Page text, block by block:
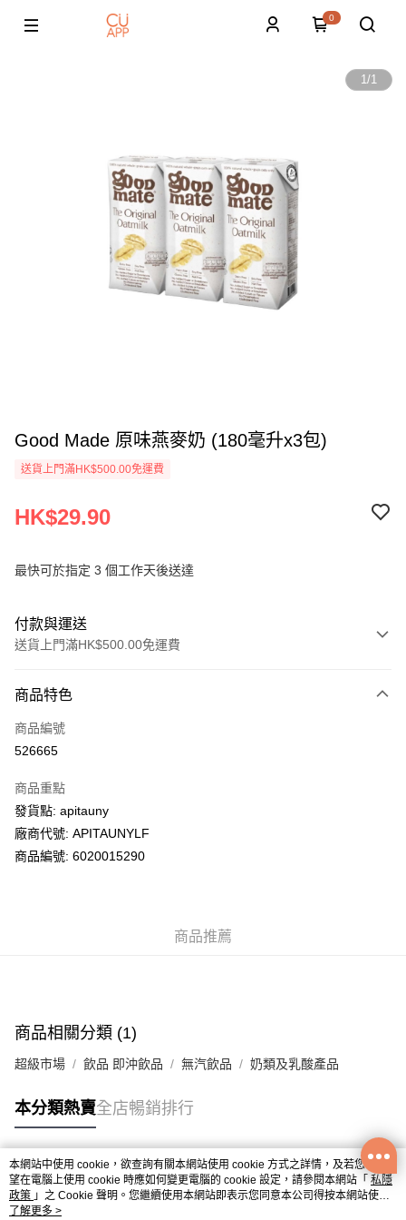
0
1/1
Good Made 原味燕麥奶 (180毫升x3包)
送貨上門滿HK$500.00免運費
HK$29.90
最快可於指定 3 個工作天後送達
付款與運送
送貨上門滿HK$500.00免運費
信用卡
AlipayHK
WeChat Pay
送貨方式
每筆HK$50.00，滿HK$200.00或以上免運費
UNY 門市自取
商品特色
商品編號
526665
商品重點
發貨點: apitauny
廠商代號: APITAUNYLF
商品編號: 6020015290
商品推薦
商品相關分類 (1)
超級市場 飲品 即沖飲品 無汽飲品 奶類及乳酸產品
本分類熱賣全店暢銷排行
熱門標籤
熱銷排行
本網站中使用 cookie，欲查詢有關本網站使用 cookie 方式之詳情，及若您不希
望在電腦上使用 cookie 時應如何變更電腦的 cookie 設定，請參閱本網站「 私隱
政策 」之 Cookie 聲明。您繼續使用本網站即表示您同意本公司得按本網站使用
條款之 Cookie 聲明使用 cookie。
了解更多 >